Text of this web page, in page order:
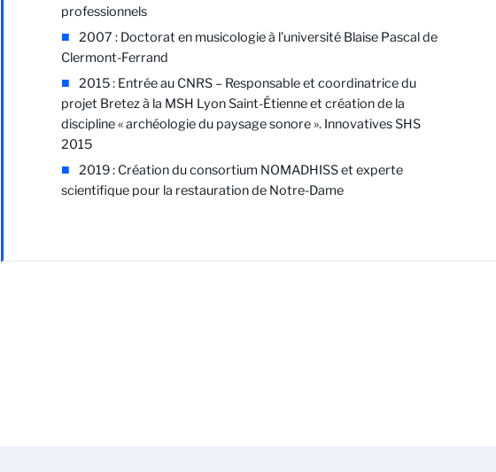
professionnels
2007 : Doctorat en musicologie à l’université Blaise Pascal de
Clermont-Ferrand
2015 : Entrée au CNRS – Responsable et coordinatrice du
projet Bretez à la MSH Lyon Saint-Étienne et création de la
discipline « archéologie du paysage sonore ». Innovatives SHS
2015
2019 : Création du consortium NOMADHISS et experte
scientifique pour la restauration de Notre-Dame